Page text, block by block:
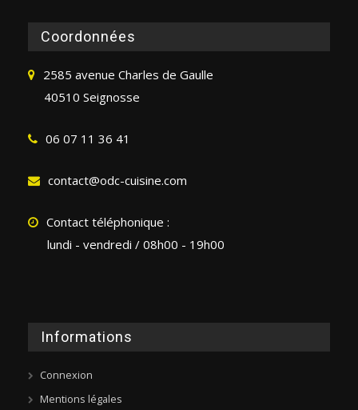
Coordonnées
2585 avenue Charles de Gaulle
40510 Seignosse
06 07 11 36 41
contact@odc-cuisine.com
Contact téléphonique :
lundi - vendredi / 08h00 - 19h00
Informations
Connexion
Mentions légales